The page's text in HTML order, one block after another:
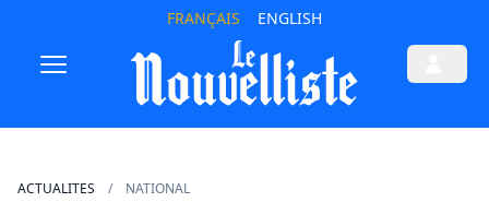
FRANÇAIS ENGLISH
ACTUALITES NATIONAL